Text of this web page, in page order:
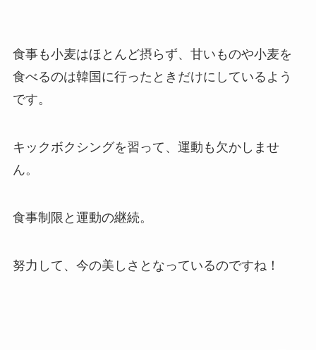
食事も小麦はほとんど摂らず、甘いものや小麦を
食べるのは韓国に行ったときだけにしているよう
です。
キックボクシングを習って、運動も欠かしませ
ん。
食事制限と運動の継続。
努力して、今の美しさとなっているのですね！